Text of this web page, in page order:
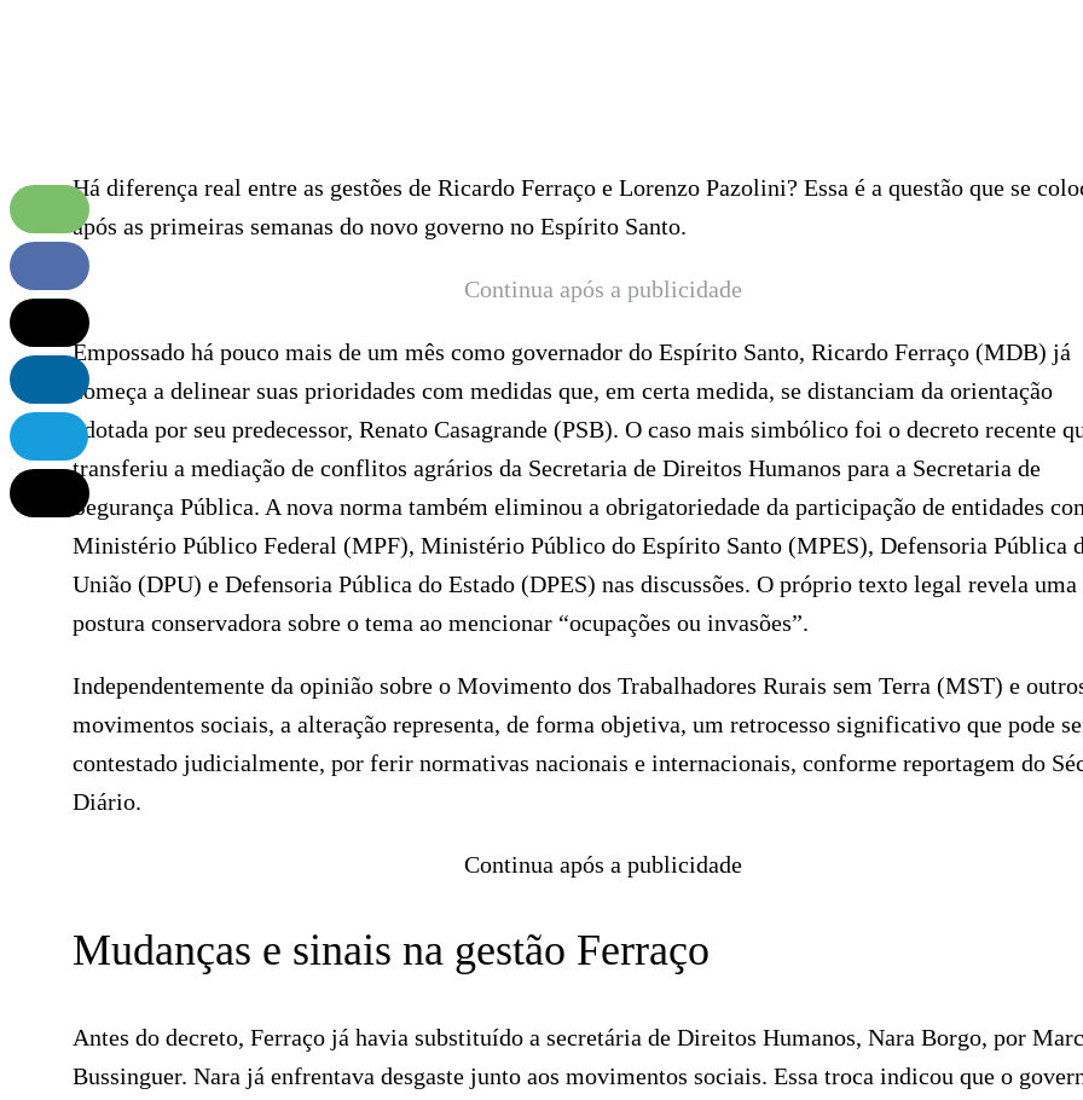
Há diferença real entre as gestões de Ricardo Ferraço e Lorenzo Pazolini? Essa é a questão que se
após as primeiras semanas do novo governo no Espírito Santo.
Continua após a publicidade
Empossado há pouco mais de um mês como governador do Espírito Santo, Ricardo Ferraço (MDB) já
começa a delinear suas prioridades com medidas que, em certa medida, se distanciam da orientação
adotada por seu predecessor, Renato Casagrande (PSB). O caso mais simbólico foi o decreto recente
transferiu a mediação de conflitos agrários da Secretaria de Direitos Humanos para a Secretaria de
Segurança Pública. A nova norma também eliminou a obrigatoriedade da participação de entidades
Ministério Público Federal (MPF), Ministério Público do Espírito Santo (MPES), Defensoria Pública
União (DPU) e Defensoria Pública do Estado (DPES) nas discussões. O próprio texto legal revela uma
postura conservadora sobre o tema ao mencionar “ocupações ou invasões”.
Independentemente da opinião sobre o Movimento dos Trabalhadores Rurais sem Terra (MST) e
movimentos sociais, a alteração representa, de forma objetiva, um retrocesso significativo que pode
contestado judicialmente, por ferir normativas nacionais e internacionais, conforme reportagem do
Diário.
Continua após a publicidade
Mudanças e sinais na gestão Ferraço
Antes do decreto, Ferraço já havia substituído a secretária de Direitos Humanos, Nara Borgo, por
Bussinguer. Nara já enfrentava desgaste junto aos movimentos sociais. Essa troca indicou que o